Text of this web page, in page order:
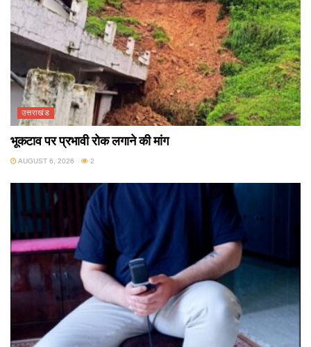
उत्तराखंड
भूकटाव पर प्रभावी रोक लगाने की मांग
AUGUST 6, 2026 2